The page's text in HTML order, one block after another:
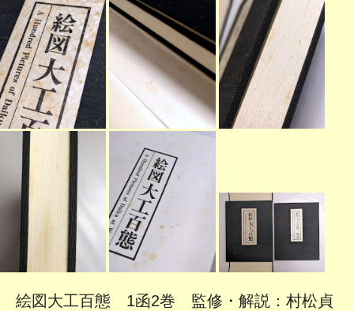
絵図大工百態 1函2巻 監修・解説：村松貞